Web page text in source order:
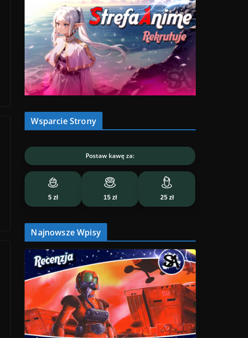
Wsparcie Strony
Postaw kawę za:
5 zł 15 zł 25 zł
Najnowsze Wpisy